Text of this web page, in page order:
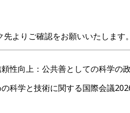
よりご確認をお願いいたします。
性向上：公共善としての科学の
科学と技術に関する国際会議